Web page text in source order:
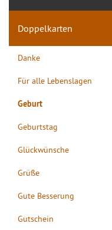
Doppelkarten
Danke
Für alle Lebenslagen
Geburt
Geburtstag
Glückwünsche
Grüße
Gute Besserung
Gutschein